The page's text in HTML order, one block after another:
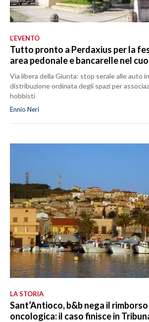
L’EVENTO
Tutto pronto a Perdaxius per la
area pedonale e bancarelle nel
Via libera della Giunta: stop serale alle auto
distribuzione ordinata degli spazi per
hobbisti
Ennio Neri
LA STORIA
Sant’Antioco, b&b nega il
oncologica: il caso finisce in